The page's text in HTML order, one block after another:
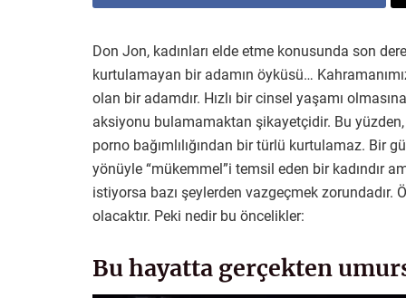
Don Jon, kadınları elde etme konusunda son
kurtulamayan bir adamın öyküsü…
olan bir adamdır. Hızlı bir cinsel yaşamı
aksiyonu bulamamaktan şikayetçidir. Bu
porno bağımlılığından bir türlü kurtulamaz. Bir
yönüyle “mükemmel”i temsil eden bir kadındır
istiyorsa bazı şeylerden vazgeçmek
olacaktır. Peki nedir bu öncelikler:
Bu hayatta gerçekten